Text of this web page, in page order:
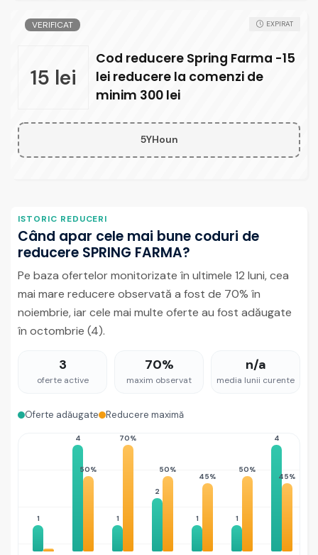
VERIFICAT
15 lei
Cod reducere Spring Farma -15
lei reducere la comenzi de
minim 300 lei
EXPIRAT
5YHoun
ISTORIC REDUCERI
Când apar cele mai bune coduri de
reducere SPRING FARMA?
Pe baza ofertelor monitorizate în ultimele 12 luni, cea
mai mare reducere observată a fost de 70% în
noiembrie, iar cele mai multe oferte au fost adăugate
în octombrie (4).
3
oferte active
70%
maxim observat
n/a
media lunii curente
Oferte adăugate Reducere maximă
1
4
50%
1
70%
2
50%
1
45%
1
50%
4
45%